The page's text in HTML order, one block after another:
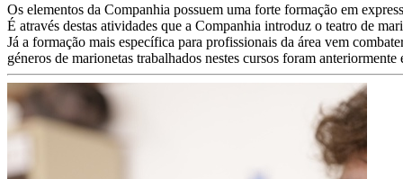
Os elementos da Companhia possuem uma forte formação em
É através destas atividades que a Companhia introduz o teatro de
Já a formação mais específica para profissionais da área vem
géneros de marionetas trabalhados nestes cursos foram